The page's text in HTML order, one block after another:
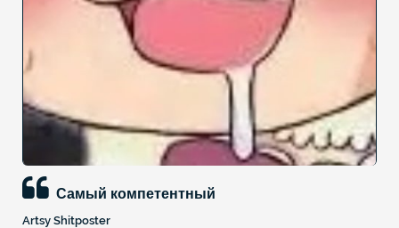
Самый компетентный
Artsy Shitposter